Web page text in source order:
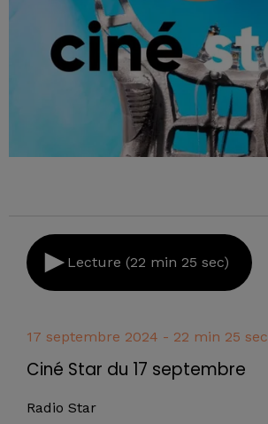
Lecture (22 min 25 sec)
17 septembre 2024 - 22 min 25 sec
Ciné Star du 17 septembre
Radio Star